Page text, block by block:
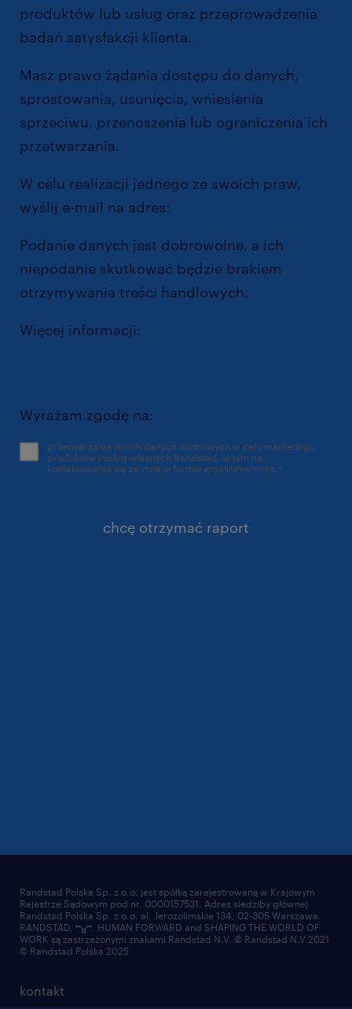
produktów lub usług oraz przeprowadzenia
badań satysfakcji klienta.
Masz prawo żądania dostępu do danych,
sprostowania, usunięcia, wniesienia
sprzeciwu, przenoszenia lub ograniczenia ich
przetwarzania.
W celu realizacji jednego ze swoich praw,
wyślij e-mail na adres:
Podanie danych jest dobrowolne, a ich
niepodanie skutkować będzie brakiem
otrzymywania treści handlowych.
Więcej informacji:
Wyrażam zgodę na:
przetwarzanie moich danych osobowych w celu marketingu
produktów i usług własnych Randstad, w tym na
kontaktowanie się ze mną w formie email/sms/mms. *
Randstad Polska Sp. z o.o. jest spółką zarejestrowaną w Krajowym
Rejestrze Sądowym pod nr. 0000157531. Adres siedziby głównej
Randstad Polska Sp. z o.o. al. Jerozolimskie 134, 02-305 Warszawa.
RANDSTAD,
, HUMAN FORWARD and SHAPING THE WORLD OF
WORK są zastrzeżonymi znakami Randstad N.V. © Randstad N.V 2021
© Randstad Polska 2025
kontakt